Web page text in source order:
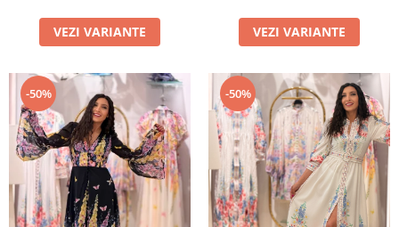
VEZI VARIANTE VEZI VARIANTE
-50% -50%